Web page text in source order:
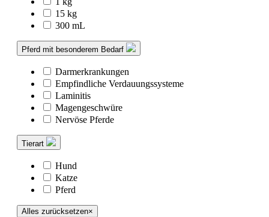
15 kg
300 mL
Pferd mit besonderem Bedarf
Darmerkrankungen
Empfindliche Verdauungssysteme
Laminitis
Magengeschwüre
Nervöse Pferde
Tierart
Hund
Katze
Pferd
Alles zurücksetzen×